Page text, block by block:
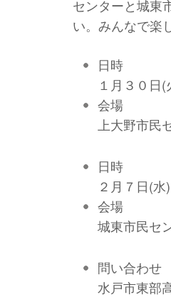
センターと城東
い。みんなで楽
日時
１月３０
会場
上大野市民
日時
２月７日(
会場
城東市民セ
問い合わせ
水戸市東部